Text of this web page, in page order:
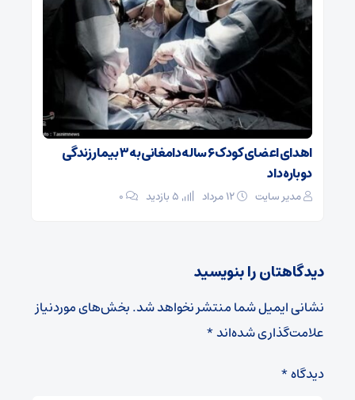
اهدای اعضای کودک ۶ ساله دامغانی به ۳ بیمار زندگی
دوباره داد
مدیر سایت ۰
دیدگاهتان را بنویسید
نشانی ایمیل شما منتشر نخواهد شد.بخش‌های موردنیاز
علامت‌گذاری شده‌اند*
دیدگاه*